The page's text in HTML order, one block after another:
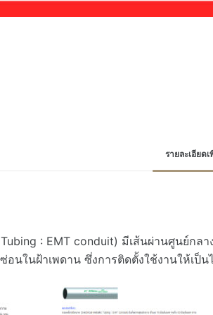
รายละเอียด
: EMT conduit) มีเส้นผ่านศูนย์ก
อนในฝ้าเพดาน ซึ่งการติดตั้งใช้งานให้เป็